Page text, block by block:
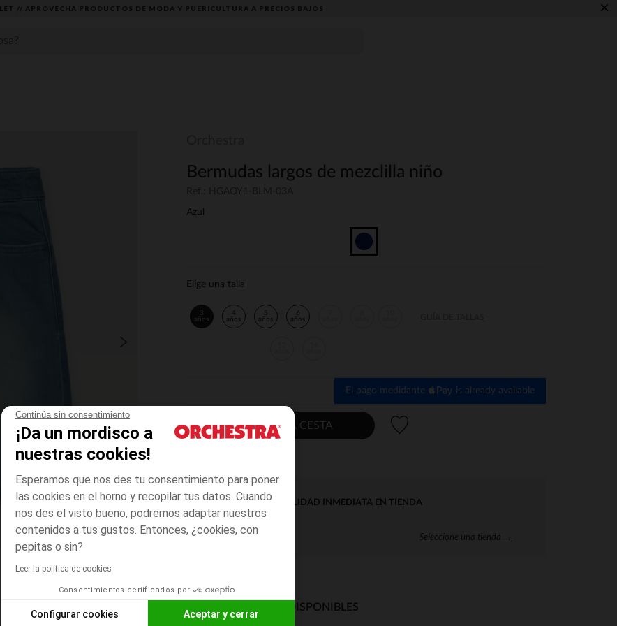
Continúa sin consentimiento
¡Da un mordisco a
nuestras cookies!
Esperamos que nos des tu consentimiento para poner
las cookies en el horno y recopilar tus datos. Cuando
nos des el visto bueno, podremos adaptar nuestros
contenidos a tus gustos. Entonces, ¿cookies, con
pepitas o sin?
Leer la política de cookies
Consentimientos certificados por
Configurar cookies Aceptar y cerrar
// APROVECHA PRODUCTOS DE MODA Y PUERICULTURA A PRECIOS BAJOS ×
Bermudas largos de mezclilla niño
Azul
Elige una talla
3
años
4
años
5
años
6
años
El pago medidante is already available
AÑADIR A LA CESTA
DISPONIBILIDAD INMEDIATA EN TIENDA
Seleccione una tienda →
MODOS DE ENVÍO DISPONIBLES